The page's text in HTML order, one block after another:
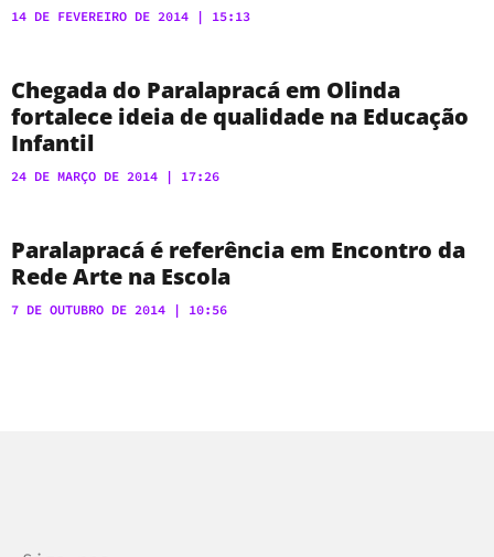
14 DE FEVEREIRO DE 2014 15:13
Chegada do Paralapracá em Olinda
fortalece ideia de qualidade na Educação
Infantil
24 DE MARÇO DE 2014 17:26
Paralapracá é referência em Encontro da
Rede Arte na Escola
7 DE OUTUBRO DE 2014 10:56